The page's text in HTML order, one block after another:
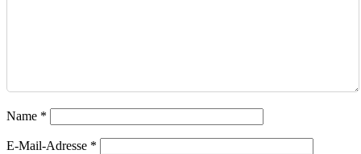
Name *
E-Mail-Adresse *